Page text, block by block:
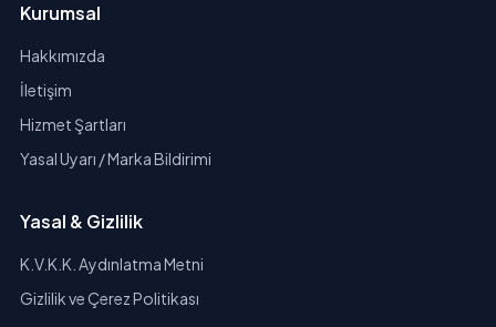
Kurumsal
Hakkımızda
İletişim
Hizmet Şartları
Yasal Uyarı / Marka Bildirimi
Yasal & Gizlilik
K.V.K.K. Aydınlatma Metni
Gizlilik ve Çerez Politikası